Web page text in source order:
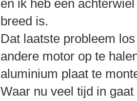
en ik heb een
breed is.
Dat laatste probleem
andere motor op te
aluminium plaat te
Waar nu veel tijd in